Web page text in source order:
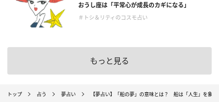
おうし座は「平常心が成長のカギになる」
＃トシ＆リティのコスモ占い
もっと見る
トップ 占う 夢占い 【夢占い】「船の夢」の意味とは？ 船は「人生」を象徴